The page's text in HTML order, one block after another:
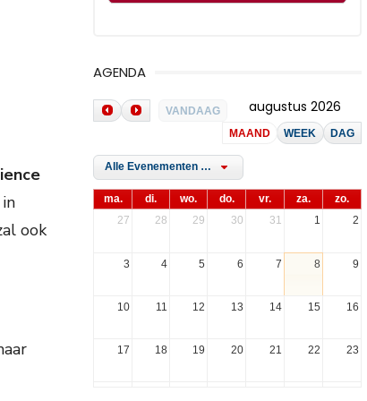
ook
AGENDA
VANDAAG
MAAND
WEEK DAG
augustus 2026
Alle Evenementen Tags
ma. di. wo. do. vr. za.
zo.
27
28 29 30 31 1 2
3 4 5 6 7 8 9
10 11 12 13 14 15 16
17 18 19 20 21 22 23